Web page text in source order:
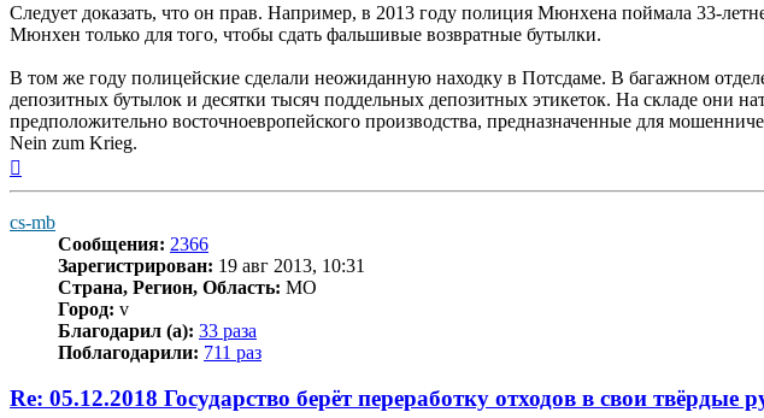
Следует доказать, что он прав. Например, в 2013 году полиция Мюнхена поймала 33-
Мюнхен только для того, чтобы сдать фальшивые возвратные бутылки.
В том же году полицейские сделали неожиданную находку в Потсдаме. В багажном
депозитных бутылок и десятки тысяч поддельных депозитных этикеток. На складе они
предположительно восточноевропейского производства, предназначенные для
Nein zum Krieg.
cs-mb
Сообщения: 2366
Зарегистрирован: 19 авг 2013, 10:31
Страна, Регион, Область: MO
Город: v
Благодарил (а): 33 раза
Поблагодарили: 711 раз
Re: 05.12.2018 Государство берёт переработку отходов в свои твёрдые